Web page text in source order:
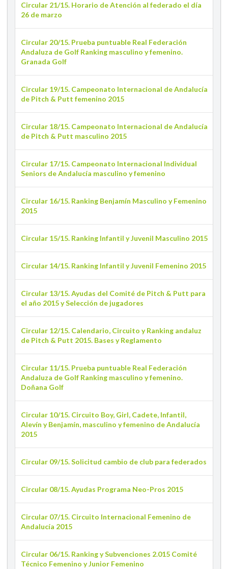
Circular 21/15. Horario de Atención al federado el día
26 de marzo
Circular 20/15. Prueba puntuable Real Federación
Andaluza de Golf Ranking masculino y femenino.
Granada Golf
Circular 19/15. Campeonato Internacional de Andalucía
de Pitch & Putt femenino 2015
Circular 18/15. Campeonato Internacional de Andalucía
de Pitch & Putt masculino 2015
Circular 17/15. Campeonato Internacional Individual
Seniors de Andalucía masculino y femenino
Circular 16/15. Ranking Benjamín Masculino y Femenino
2015
Circular 15/15. Ranking Infantil y Juvenil Masculino 2015
Circular 14/15. Ranking Infantil y Juvenil Femenino 2015
Circular 13/15. Ayudas del Comité de Pitch & Putt para
el año 2015 y Selección de jugadores
Circular 12/15. Calendario, Circuito y Ranking andaluz
de Pitch & Putt 2015. Bases y Reglamento
Circular 11/15. Prueba puntuable Real Federación
Andaluza de Golf Ranking masculino y femenino.
Doñana Golf
Circular 10/15. Circuito Boy, Girl, Cadete, Infantil,
Alevín y Benjamín, masculino y femenino de Andalucía
2015
Circular 09/15. Solicitud cambio de club para federados
Circular 08/15. Ayudas Programa Neo-Pros 2015
Circular 07/15. Circuito Internacional Femenino de
Andalucía 2015
Circular 06/15. Ranking y Subvenciones 2.015 Comité
Técnico Femenino y Junior Femenino